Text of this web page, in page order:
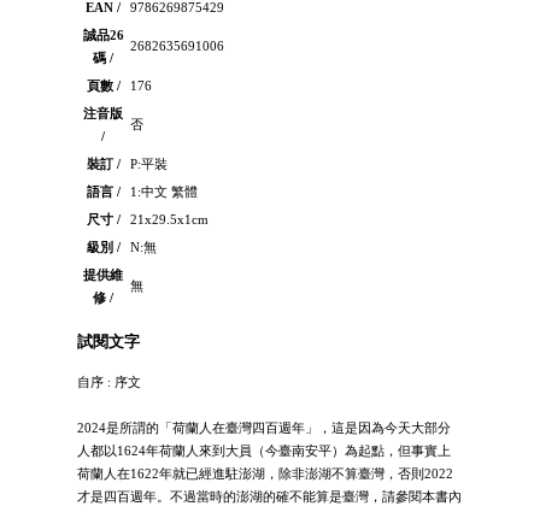
EAN /
9786269875429
誠品26
碼 /
2682635691006
頁數 /
176
注音版
/
否
裝訂 /
P:平裝
語言 /
1:中文 繁體
尺寸 /
21x29.5x1cm
級別 /
N:無
提供維
修 /
無
試閱文字
自序 : 序文
2024是所謂的「荷蘭人在臺灣四百週年」，這是因為今天大部分
人都以1624年荷蘭人來到大員（今臺南安平）為起點，但事實上
荷蘭人在1622年就已經進駐澎湖，除非澎湖不算臺灣，否則2022
才是四百週年。不過當時的澎湖的確不能算是臺灣，請參閱本書內